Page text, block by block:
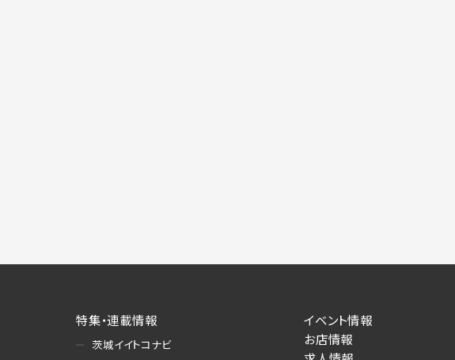
特集・連載情報
茨城イイトコナビ
イベント情報
お店情報